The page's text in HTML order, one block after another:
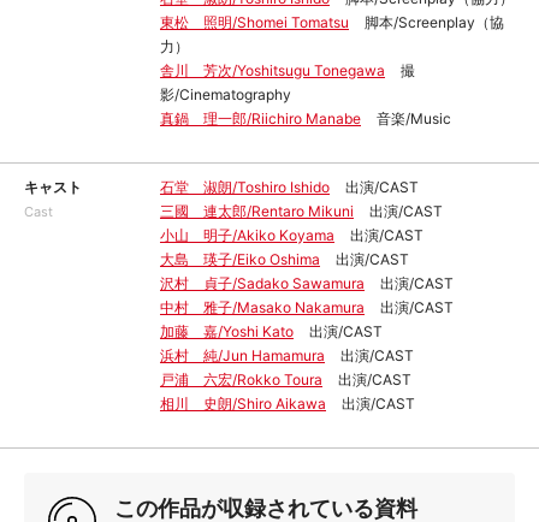
東松 照明/Shomei Tomatsu
脚本/Screenplay（協
力）
舎川 芳次/Yoshitsugu Tonegawa
撮
影/Cinematography
真鍋 理一郎/Riichiro Manabe
音楽/Music
キャスト
Cast
石堂 淑朗/Toshiro Ishido
出演/CAST
三國 連太郎/Rentaro Mikuni
出演/CAST
小山 明子/Akiko Koyama
出演/CAST
大島 瑛子/Eiko Oshima
出演/CAST
沢村 貞子/Sadako Sawamura
出演/CAST
中村 雅子/Masako Nakamura
出演/CAST
加藤 嘉/Yoshi Kato
出演/CAST
浜村 純/Jun Hamamura
出演/CAST
戸浦 六宏/Rokko Toura
出演/CAST
相川 史朗/Shiro Aikawa
出演/CAST
この作品が収録されている資料